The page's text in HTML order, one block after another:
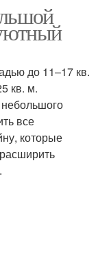
до 11–17 кв.
кв. м.
все
которые